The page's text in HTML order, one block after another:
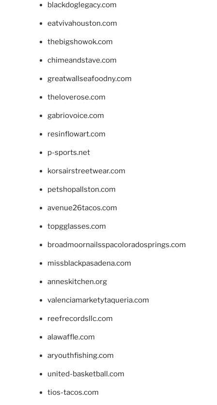
blackdoglegacy.com
eatvivahouston.com
thebigshowok.com
chimeandstave.com
greatwallseafoodny.com
theloverose.com
gabriovoice.com
resinflowart.com
p-sports.net
korsairstreetwear.com
petshopallston.com
avenue26tacos.com
topgglasses.com
broadmoornailsspacoloradosprings.com
missblackpasadena.com
anneskitchen.org
valenciamarketytaqueria.com
reefrecordsllc.com
alawaffle.com
aryouthfishing.com
united-basketball.com
tios-tacos.com